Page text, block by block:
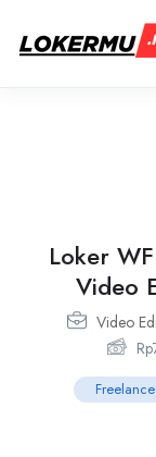
Loker
Video
Video
Rp
Freelance